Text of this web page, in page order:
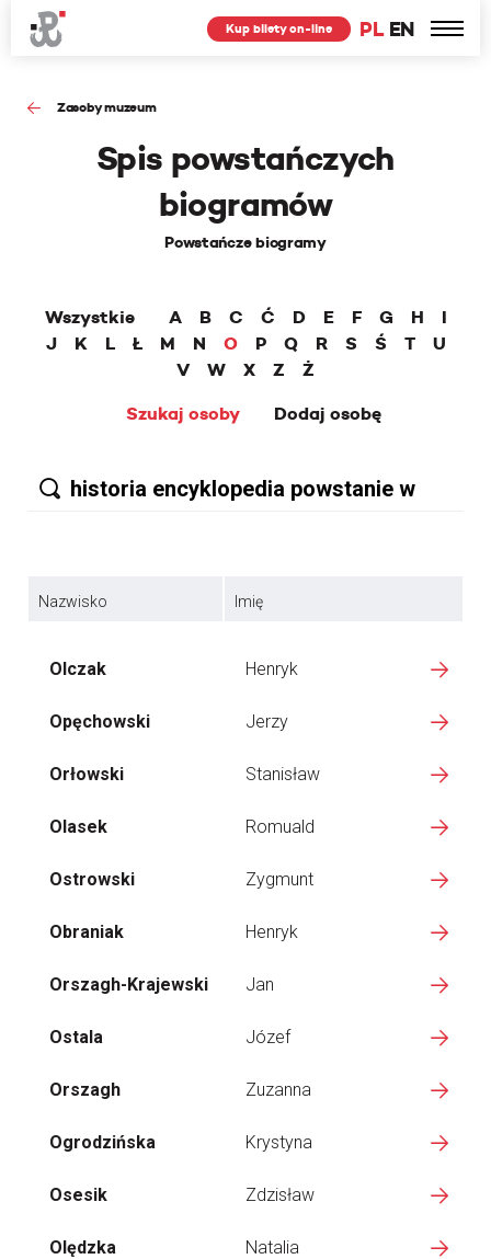
PL EN
Kup bilety on-line
Zasoby muzeum
Spis powstańczych
biogramów
Powstańcze biogramy
Wszystkie A B C Ć D E F G H
I
J
K L Ł M N O P Q R S Ś T
U
V
W X Z
Ż
Szukaj osoby
Dodaj osobę
Nazwisko Imię
Olczak Henryk
Opęchowski Jerzy
Orłowski Stanisław
Olasek Romuald
Ostrowski Zygmunt
Obraniak Henryk
Orszagh-Krajewski Jan
Ostala Józef
Orszagh Zuzanna
Ogrodzińska Krystyna
Osesik Zdzisław
Olędzka Natalia